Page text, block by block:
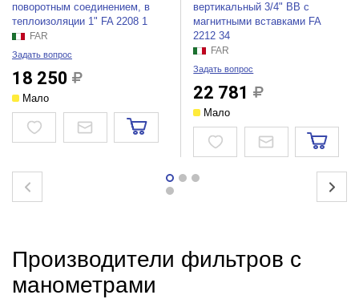
поворотным соединением, в
теплоизоляции 1" FA 2208 1
FAR
Задать вопрос
18 250
Мало
вертикальный 3/4" ВВ с
магнитными вставками FA
2212 34
FAR
Задать вопрос
22 781
Мало
Производители фильтров с
манометрами